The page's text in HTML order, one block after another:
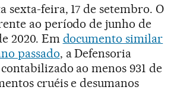
sexta-feira, 17 de setembro. O
ao período de junho de
2020. Em documento similar
passado, a Defensoria
ao menos 931 de
cruéis e desumanos